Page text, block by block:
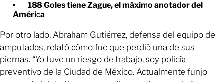
188 Goles tiene Zague, el máximo anotador del
América
Por otro lado, Abraham Gutiérrez, defensa del equipo de
amputados, relató cómo fue que perdió una de sus
piernas. “Yo tuve un riesgo de trabajo, soy policía
preventivo de la Ciudad de México. Actualmente funjo